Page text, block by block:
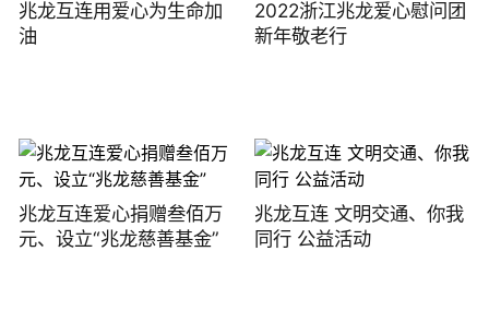
兆龙互连用爱心为生命加
油
2022浙江兆龙爱心慰问团
新年敬老行
兆龙互连爱心捐赠叁佰万
元、设立“兆龙慈善基金”
兆龙互连 文明交通、你我
同行 公益活动